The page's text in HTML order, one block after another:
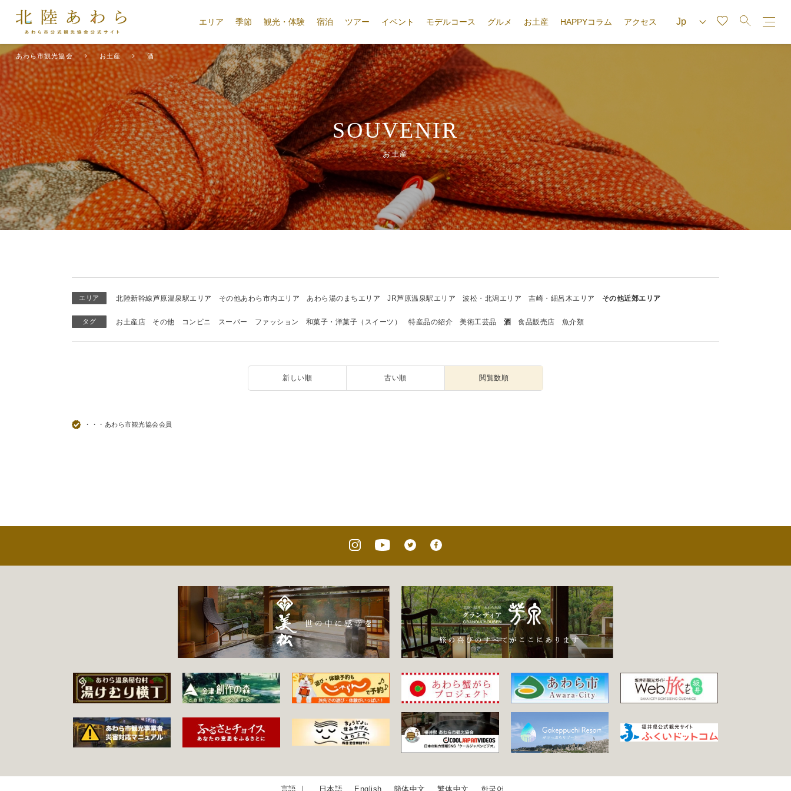
エリア 季節 観光・体験 宿泊 ツアー イベント モデルコース グルメ お土産 HAPPYコラム アクセス
あわら市観光協会 お土産 酒
SOUVENIR
お土産
エリア 北陸新幹線芦原温泉駅エリア その他あわら市内エリア あわら湯のまちエリア JR芦原温泉駅エリア 波松・北潟エリア 吉崎・細呂木エリア その他近郊エリア
タグ お土産店 その他 コンビニ スーパー ファッション 和菓子・洋菓子（スイーツ） 特産品の紹介 美術工芸品 酒 食品販売店 魚介類
新しい順 古い順 閲覧数順
・・・あわら市観光協会会員
日本語 English 簡体中文 繁体中文 한국어